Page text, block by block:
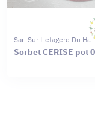
Sarl Sur L'etagere Du
Sorbet